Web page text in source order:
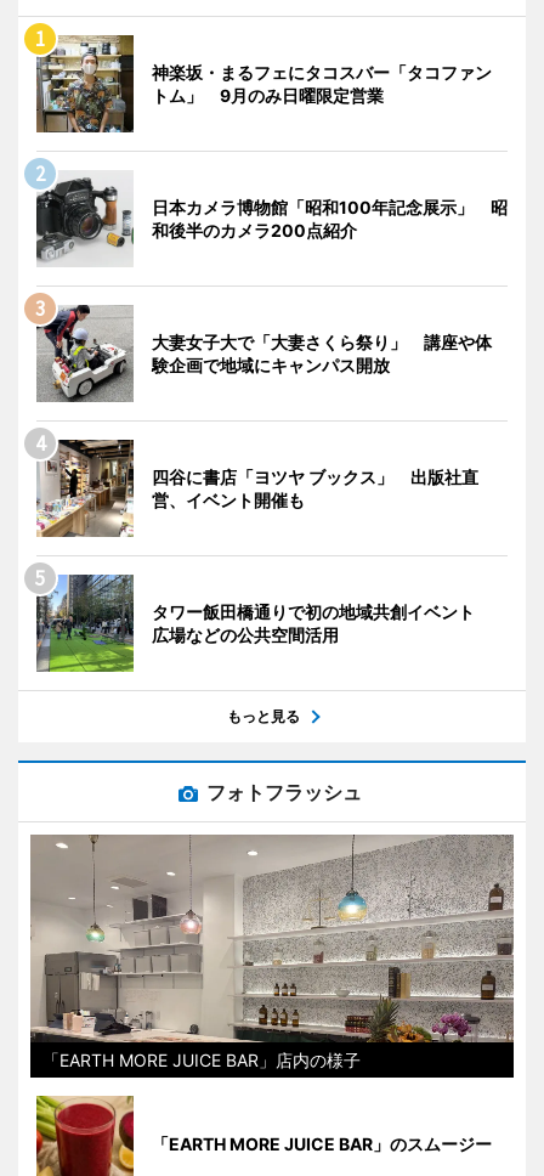
神楽坂・まるフェにタコスバー「タコファン
トム」 9月のみ日曜限定営業
日本カメラ博物館「昭和100年記念展示」 昭
和後半のカメラ200点紹介
大妻女子大で「大妻さくら祭り」 講座や体
験企画で地域にキャンパス開放
四谷に書店「ヨツヤ ブックス」 出版社直
営、イベント開催も
タワー飯田橋通りで初の地域共創イベント
広場などの公共空間活用
もっと見る
フォトフラッシュ
「EARTH MORE JUICE BAR」店内の様子
「EARTH MORE JUICE BAR」のスムージー